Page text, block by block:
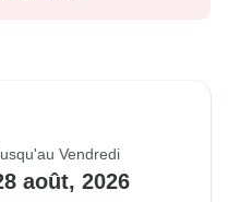
Vendredi
août, 2026